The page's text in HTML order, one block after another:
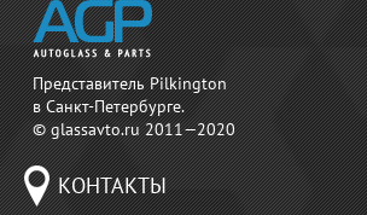
Представитель Pilkington
в Санкт-Петербурге.
© glassavto.ru 2011—2020
КОНТАКТЫ